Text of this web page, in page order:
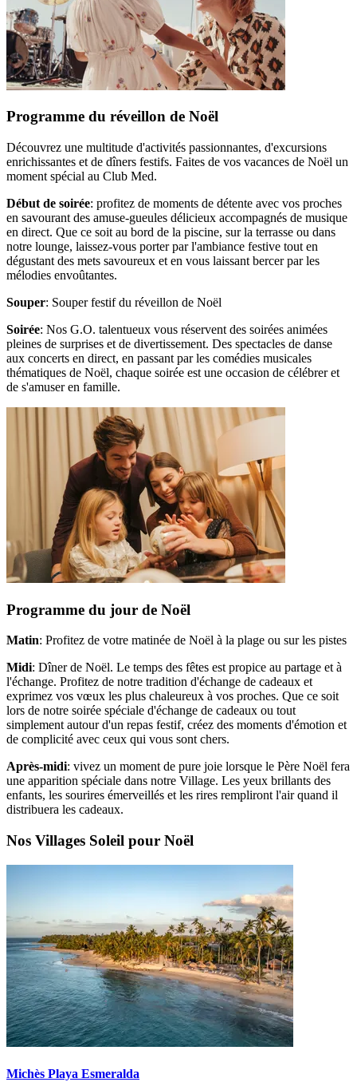
Programme du réveillon de Noël
Découvrez une multitude d'activités passionnantes, d'excursions
enrichissantes et de dîners festifs. Faites de vos vacances de Noël un
moment spécial au Club Med.
Début de soirée: profitez de moments de détente avec vos proches
en savourant des amuse-gueules délicieux accompagnés de musique
en direct. Que ce soit au bord de la piscine, sur la terrasse ou dans
notre lounge, laissez-vous porter par l'ambiance festive tout en
dégustant des mets savoureux et en vous laissant bercer par les
mélodies envoûtantes.
Souper: Souper festif du réveillon de Noël
Soirée: Nos G.O. talentueux vous réservent des soirées animées
pleines de surprises et de divertissement. Des spectacles de danse
aux concerts en direct, en passant par les comédies musicales
thématiques de Noël, chaque soirée est une occasion de célébrer et
de s'amuser en famille.
Programme du jour de Noël
Matin: Profitez de votre matinée de Noël à la plage ou sur les pistes
Midi: Dîner de Noël. Le temps des fêtes est propice au partage et à
l'échange. Profitez de notre tradition d'échange de cadeaux et
exprimez vos vœux les plus chaleureux à vos proches. Que ce soit
lors de notre soirée spéciale d'échange de cadeaux ou tout
simplement autour d'un repas festif, créez des moments d'émotion et
de complicité avec ceux qui vous sont chers.
Après-midi: vivez un moment de pure joie lorsque le Père Noël fera
une apparition spéciale dans notre Village. Les yeux brillants des
enfants, les sourires émerveillés et les rires rempliront l'air quand il
distribuera les cadeaux.
Nos Villages Soleil pour Noël
Michès Playa Esmeralda